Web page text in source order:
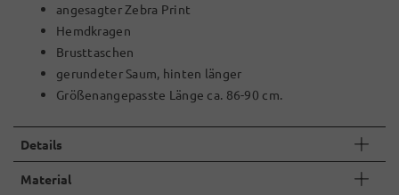
angesagter Zebra Print
Hemdkragen
Brusttaschen
gerundeter Saum, hinten länger
Größenangepasste Länge ca. 86-90 cm.
Details
Material